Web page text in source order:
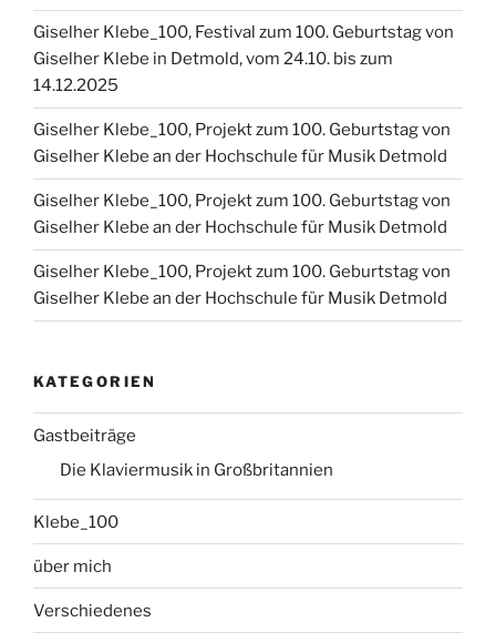
Giselher Klebe_100, Festival zum 100. Geburtstag von
Giselher Klebe in Detmold, vom 24.10. bis zum
14.12.2025
Giselher Klebe_100, Projekt zum 100. Geburtstag von
Giselher Klebe an der Hochschule für Musik Detmold
Giselher Klebe_100, Projekt zum 100. Geburtstag von
Giselher Klebe an der Hochschule für Musik Detmold
Giselher Klebe_100, Projekt zum 100. Geburtstag von
Giselher Klebe an der Hochschule für Musik Detmold
KATEGORIEN
Gastbeiträge
Die Klaviermusik in Großbritannien
Klebe_100
über mich
Verschiedenes